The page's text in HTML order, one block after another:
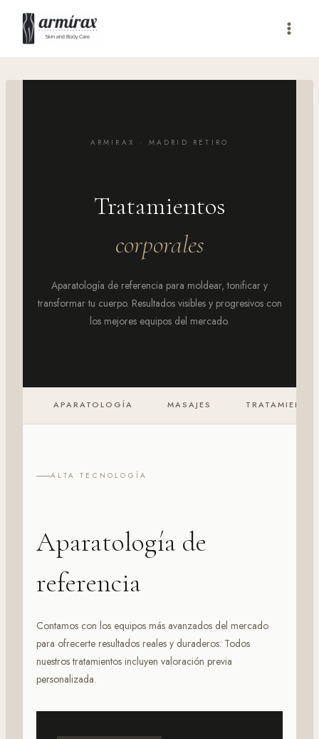
Saltar
contenido
ARMIRAX · MADRID RETIRO
Tratamientos
corporales
Aparatología de referencia para moldear, tonificar y
transformar tu cuerpo. Resultados visibles y progresivos con
los mejores equipos del mercado.
APARATOLOGÍA MASAJES
ALTA TECNOLOGÍA
Aparatología de
referencia
Contamos con los equipos más avanzados del mercado
para ofrecerte resultados reales y duraderos. Todos
nuestros tratamientos incluyen valoración previa
personalizada.